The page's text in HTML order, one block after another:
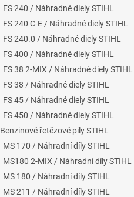
FS 240 / Náhradné diely STIHL
FS 240 C-E / Náhradné diely STIHL
FS 240.0 / Náhradné diely STIHL
FS 400 / Náhradné diely STIHL
FS 38 2-MIX / Náhradné diely STIHL
FS 38 / Náhradné diely STIHL
FS 45 / Náhradné diely STIHL
FS 450 / Náhradné diely STIHL
Benzinové řetězové pily STIHL
MS 170 / Náhradní díly STIHL
MS180 2-MIX / Náhradní díly STIHL
MS 180 / Náhradní díly STIHL
MS 211 / Náhradní díly STIHL